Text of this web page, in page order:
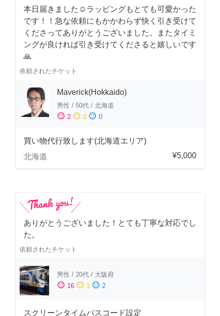
本日届きました☺️ラッピングもとても可愛かった
です！！急な依頼にもかかわらず快く引き受けて
くださってありがとうございました。またタイミ
ングが良ければ引き受けてくださると嬉しいです
🙏
依頼されたチケット
Maverick(Hokkaido)
男性 / 50代 / 北海道
sentiment_satisfied 2 sentiment_neutral 0 sentiment_dissatisfied 0
買い物代行致します(北海道エリア)
北海道
¥5,000
ありがとうございました！とても丁寧な対応でし
た。
依頼されたチケット
男性 / 20代 / 大阪府
sentiment_satisfied 16 sentiment_neutral 1 sentiment_dissatisfied 2
スクリーンタイムパスコード設定